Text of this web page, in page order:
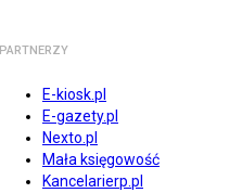
PARTNERZY
E-kiosk.pl
E-gazety.pl
Nexto.pl
Mała księgowość
Kancelarierp.pl